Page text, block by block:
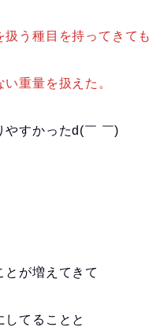
扱う種目を持ってきても
重量を扱えた。
やすかったd(￣ ￣)
とが増えてきて
してることと